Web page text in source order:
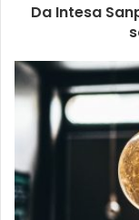
Da Intesa